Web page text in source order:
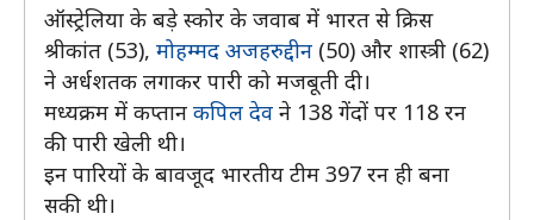
ऑस्ट्रेलिया के बड़े स्कोर के जवाब में भारत से क्रिस
श्रीकांत (53), मोहम्मद अजहरुद्दीन (50) और शास्त्री (62)
ने अर्धशतक लगाकर पारी को मजबूती दी।
मध्यक्रम में कप्तान कपिल देव ने 138 गेंदों पर 118 रन
की पारी खेली थी।
इन पारियों के बावजूद भारतीय टीम 397 रन ही बना
सकी थी।